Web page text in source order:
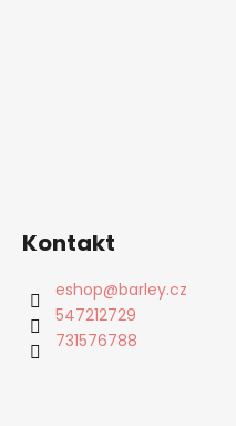
Kontakt
eshop@barley.cz
547212729
731576788